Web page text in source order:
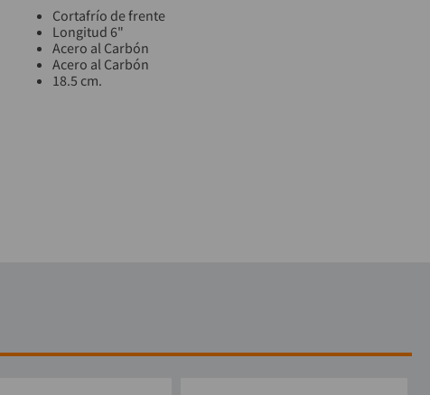
Cortafrío de frente
Longitud 6"
Acero al Carbón
Acero al Carbón
18.5 cm.